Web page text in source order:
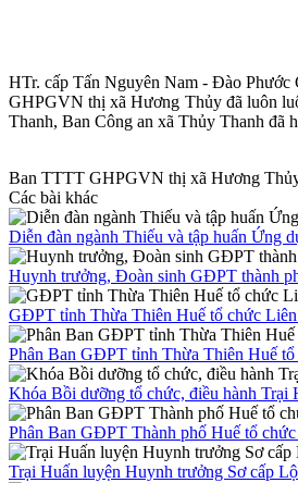
HTr. cấp Tấn Nguyên Nam - Đào Phước
GHPGVN thị xã Hương Thủy đã luôn
Thanh, Ban Công an xã Thủy Thanh đã
Ban TTTT GHPGVN thị xã Hương
Các bài khác
Diễn đàn ngành Thiếu và tập huấn Ứng
Huynh trưởng, Đoàn sinh GĐPT thành
GĐPT tỉnh Thừa Thiên Huế tổ chức
Phân Ban GĐPT tỉnh Thừa Thiên Huế
Khóa Bồi dưỡng tổ chức, điều hành Trại
Phân Ban GĐPT Thành phố Huế tổ
Trại Huấn luyện Huynh trưởng Sơ cấp